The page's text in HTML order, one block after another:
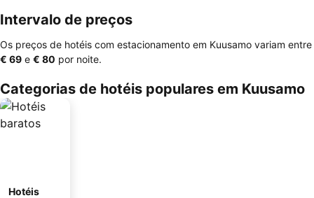
Intervalo de preços
Os preços de hotéis com estacionamento em Kuusamo variam entre
‎€ 69 e ‎€ 80 por noite.
Categorias de hotéis populares em Kuusamo
Hotéis